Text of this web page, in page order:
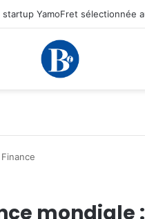
Finance
mondiale :